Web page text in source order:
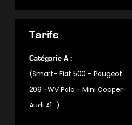
Tarifs
Catégorie A :
(Smart- Fiat 500 - Peugeot
208 -WV Polo - Mini Cooper-
Audi A1…)